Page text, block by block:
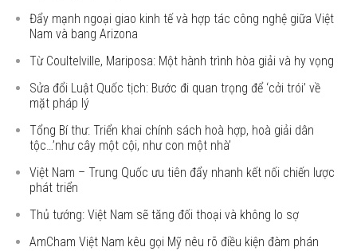
Đẩy mạnh ngoại giao kinh tế và hợp tác công nghệ giữa Việt
Nam và bang Arizona
Từ Coultelville, Mariposa: Một hành trình hòa giải và hy vọng
Sửa đổi Luật Quốc tịch: Bước đi quan trọng để ‘cởi trói’ về
mặt pháp lý
Tổng Bí thư: Triển khai chính sách hoà hợp, hoà giải dân
tộc…’như cây một cội, như con một nhà’
Việt Nam – Trung Quốc ưu tiên đẩy nhanh kết nối chiến lược
phát triển
Thủ tướng: Việt Nam sẽ tăng đối thoại và không lo sợ
AmCham Việt Nam kêu gọi Mỹ nêu rõ điều kiện đàm phán